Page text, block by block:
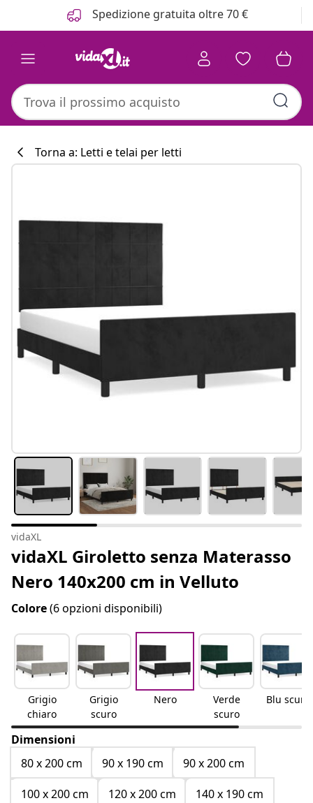
Spedizione gratuita oltre 70 €
Torna a: Letti e telai per letti
vidaXL
vidaXL Giroletto senza Materasso
Nero 140x200 cm in Velluto
Colore(6 opzioni disponibili)
Grigio
chiaro
Grigio
scuro
Nero
Verde
scuro
Blu scuro
Dimensioni
80 x 200 cm
90 x 190 cm
90 x 200 cm
100 x 200 cm
120 x 200 cm
140 x 190 cm